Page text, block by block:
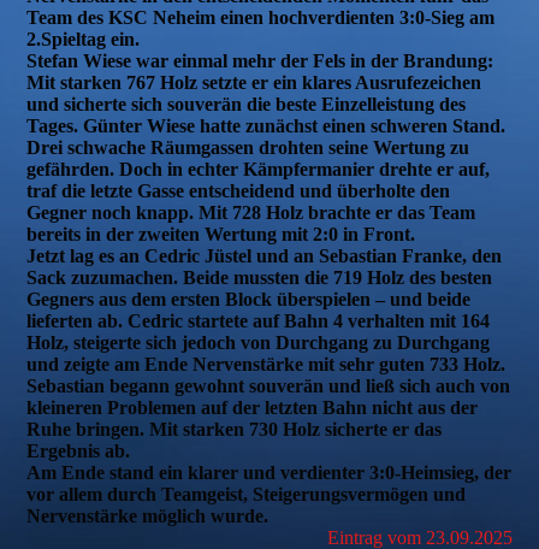
Team des KSC Neheim einen hochverdienten 3:0-Sieg am
2.Spieltag ein.
Stefan Wiese war einmal mehr der Fels in der Brandung:
Mit starken 767 Holz setzte er ein klares Ausrufezeichen
und sicherte sich souverän die beste Einzelleistung des
Tages. Günter Wiese hatte zunächst einen schweren Stand.
Drei schwache Räumgassen drohten seine Wertung zu
gefährden. Doch in echter Kämpfermanier drehte er auf,
traf die letzte Gasse entscheidend und überholte den
Gegner noch knapp. Mit 728 Holz brachte er das Team
bereits in der zweiten Wertung mit 2:0 in Front.
Jetzt lag es an Cedric Jüstel und an Sebastian Franke, den
Sack zuzumachen. Beide mussten die 719 Holz des besten
Gegners aus dem ersten Block überspielen – und beide
lieferten ab. Cedric startete auf Bahn 4 verhalten mit 164
Holz, steigerte sich jedoch von Durchgang zu Durchgang
und zeigte am Ende Nervenstärke mit sehr guten 733 Holz.
Sebastian begann gewohnt souverän und ließ sich auch von
kleineren Problemen auf der letzten Bahn nicht aus der
Ruhe bringen. Mit starken 730 Holz sicherte er das
Ergebnis ab.
Am Ende stand ein klarer und verdienter 3:0-Heimsieg, der
vor allem durch Teamgeist, Steigerungsvermögen und
Nervenstärke möglich wurde.
Eintrag vom 23.09.2025